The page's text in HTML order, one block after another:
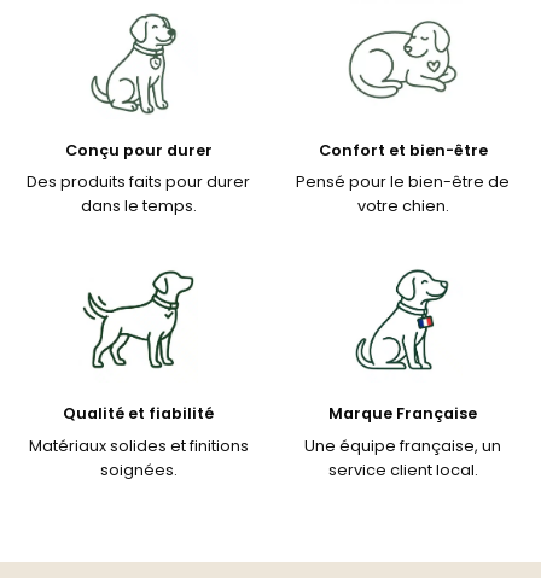
Conçu pour durer
Des produits faits pour durer
dans le temps.
Confort et bien-être
Pensé pour le bien-être de
votre chien.
Qualité et fiabilité
Matériaux solides et finitions
soignées.
Marque Française
Une équipe française, un
service client local.